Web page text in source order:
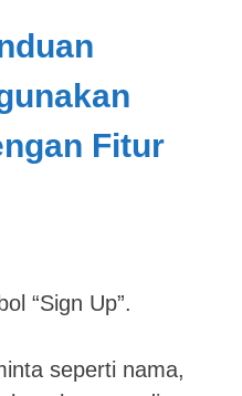
Fitur
“Sign Up”.
seperti nama,